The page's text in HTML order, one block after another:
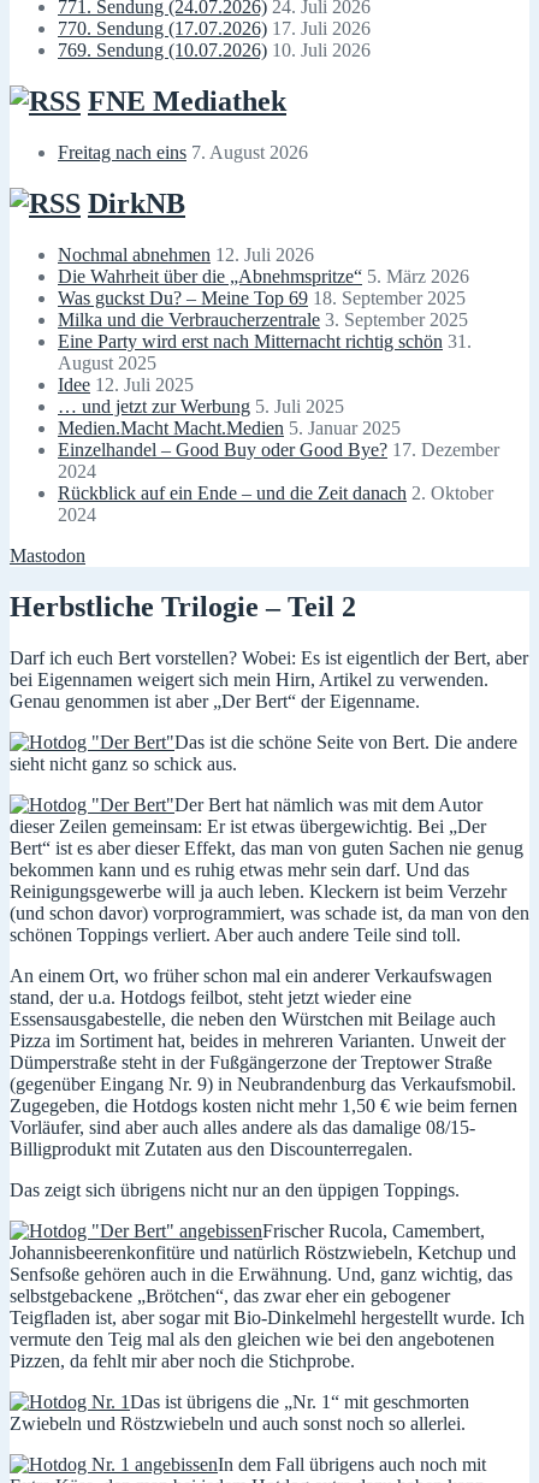
771. Sendung (24.07.2026) 24. Juli 2026
770. Sendung (17.07.2026) 17. Juli 2026
769. Sendung (10.07.2026) 10. Juli 2026
FNE Mediathek
Freitag nach eins 7. August 2026
DirkNB
Nochmal abnehmen 12. Juli 2026
Die Wahrheit über die „Abnehmspritze“ 5. März 2026
Was guckst Du? – Meine Top 69 18. September 2025
Milka und die Verbraucherzentrale 3. September 2025
Eine Party wird erst nach Mitternacht richtig schön 31.
August 2025
Idee 12. Juli 2025
… und jetzt zur Werbung 5. Juli 2025
Medien.Macht Macht.Medien 5. Januar 2025
Einzelhandel – Good Buy oder Good Bye? 17. Dezember
2024
Rückblick auf ein Ende – und die Zeit danach 2. Oktober
2024
Mastodon
Herbstliche Trilogie – Teil 2
Darf ich euch Bert vorstellen? Wobei: Es ist eigentlich der Bert, aber
bei Eigennamen weigert sich mein Hirn, Artikel zu verwenden.
Genau genommen ist aber „Der Bert“ der Eigenname.
Das ist die schöne Seite von Bert. Die andere
sieht nicht ganz so schick aus.
Der Bert hat nämlich was mit dem Autor
dieser Zeilen gemeinsam: Er ist etwas übergewichtig. Bei „Der
Bert“ ist es aber dieser Effekt, das man von guten Sachen nie genug
bekommen kann und es ruhig etwas mehr sein darf. Und das
Reinigungsgewerbe will ja auch leben. Kleckern ist beim Verzehr
(und schon davor) vorprogrammiert, was schade ist, da man von den
schönen Toppings verliert. Aber auch andere Teile sind toll.
An einem Ort, wo früher schon mal ein anderer Verkaufswagen
stand, der u.a. Hotdogs feilbot, steht jetzt wieder eine
Essensausgabestelle, die neben den Würstchen mit Beilage auch
Pizza im Sortiment hat, beides in mehreren Varianten. Unweit der
Dümperstraße steht in der Fußgängerzone der Treptower Straße
(gegenüber Eingang Nr. 9) in Neubrandenburg das Verkaufsmobil.
Zugegeben, die Hotdogs kosten nicht mehr 1,50 € wie beim fernen
Vorläufer, sind aber auch alles andere als das damalige 08/15-
Billigprodukt mit Zutaten aus den Discounterregalen.
Das zeigt sich übrigens nicht nur an den üppigen Toppings.
Frischer Rucola, Camembert,
Johannisbeerenkonfitüre und natürlich Röstzwiebeln, Ketchup und
Senfsoße gehören auch in die Erwähnung. Und, ganz wichtig, das
selbstgebackene „Brötchen“, das zwar eher ein gebogener
Teigfladen ist, aber sogar mit Bio-Dinkelmehl hergestellt wurde. Ich
vermute den Teig mal als den gleichen wie bei den angebotenen
Pizzen, da fehlt mir aber noch die Stichprobe.
Das ist übrigens die „Nr. 1“ mit geschmorten
Zwiebeln und Röstzwiebeln und auch sonst noch so allerlei.
In dem Fall übrigens auch noch mit